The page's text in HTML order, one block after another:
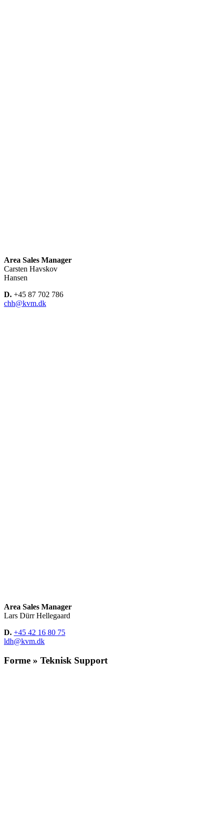
Area Sales Manager
Carsten Havskov
Hansen
D. +45 87 702 786
chh@kvm.dk
Area Sales Manager
Lars Dürr Hellegaard
D. +45 42 16 80 75
ldh@kvm.dk
Forme » Teknisk Support